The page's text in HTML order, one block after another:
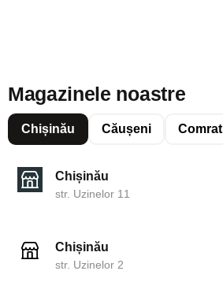
Magazinele noastre
Chișinău Căușeni Comrat
Chișinău
str. Uzinelor 11
Chișinău
str. Uzinelor 2